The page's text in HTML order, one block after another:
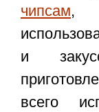
чипсам,
и
всего